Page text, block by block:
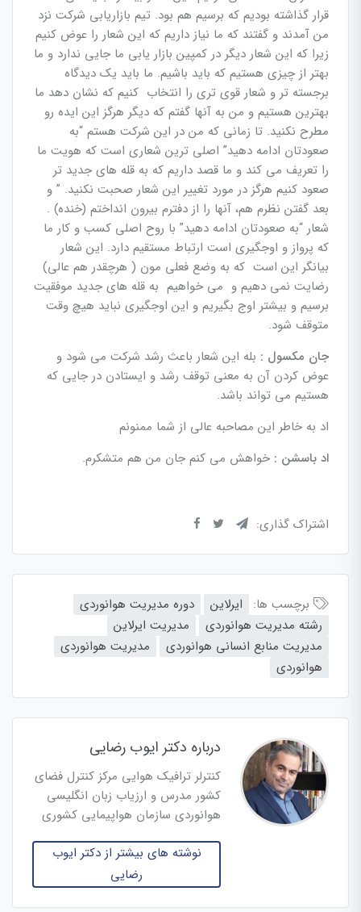
قرار گذاشته بودیم که برسیم هم بود. تیم بازاریابی شرکت نزد
من آمدند و گفتند که ما نیاز داریم که این شعار را عوض کنیم
زیرا که این شعار دیگر در کمپین بازار یابی ما جایی ندارد و ما
بهتر از چیزی هستیم که باید باشیم. ما باید یک دیدگاه
برجسته تر و شعار قوی تری را انتخاب کنیم که نشان دهد ما
بهترین هستیم و من به آنها گفتم که دیگر هرگز این ایده رو
مطرح نکنید. تا زمانی که من در این شرکت هستم “به
صعودتان ادامه دهید” اصلی ترین شعاری است که هویت ما
را تعریف می کند و ما قصد داریم که به قله های جدید تر
صعود کنیم هرگز در مورد تغییر این شعار صحبت نکنید. ” و
بعد گفتن نظرم هم، آنها را از دفترم بیرون انداختم (خنده) .
شعار “به صعودتان ادامه دهید” با روح اصلی کسب و کار ما
که پرواز و اوجگیری است ارتباط مستقیم دارد. این شعار
بیانگر این است که به وضع فعلی مون ( هرچقدر هم عالی)
رضایت نمی دهیم و می خواهیم به قله های جدید موفقیت
برسیم و بیشتر اوج بگیریم و این اوجگیری نباید هیچ وقت
متوقف شود.
جان مکسول : بله این شعار باعث رشد شرکت می شود و
عوض کردن آن به معنی توقف رشد و ایستادن در جایی که
هستیم می تواند باشد.
اد به خاطر این مصاحبه عالی از شما ممنونم
اد باسشن : خواهش می کنم جان من هم متشکرم.
اشتراک گذاری:
برچسب ها: ایرلاین
دوره مدیریت هوانوردی
رشته مدیریت هوانوردی
مدیریت ایرلاین
مدیریت منابع انسانی هوانوردی
مدیریت هوانوردی
هوانوردی
درباره دکتر ایوب رضایی
کنترلر ترافیک هوایی مرکز کنترل فضای
کشور مدرس و ارزیاب زبان انگلیسی
هوانوردی سازمان هواپیمایی کشوری
نوشته های بیشتر از دکتر ایوب
رضایی